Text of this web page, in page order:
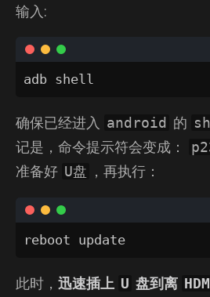
输入:
adb shell
确保已经进入 android 的
记是，命令提示符会变成：
准备好 U盘 ，再执行：
reboot update
此时， 迅速插上 U 盘到离